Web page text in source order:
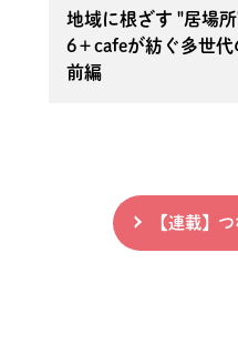
地域に根ざす "居場
6＋cafeが紡ぐ多世代
前編
【連載】